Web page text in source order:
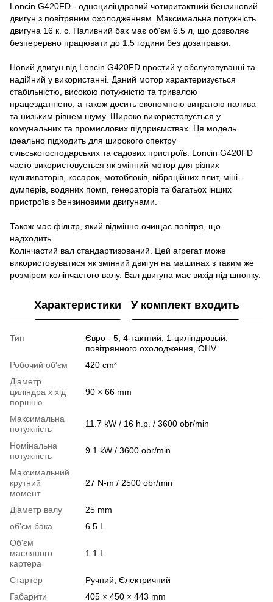
Loncin G420FD - одноциліндровий чотиритактний бензиновий
двигун з повітряним охолодженням. Максимальна потужність
двигуна 16 к. с. Паливний бак має об'єм 6.5 л, що дозволяє
безперервно працювати до 1.5 години без дозаправки.
Новий двигун від Loncin G420FD простий у обслуговуванні та
надійний у використанні. Даний мотор характеризується
стабільністю, високою потужністю та тривалою
працездатністю, а також досить економною витратою палива
та низьким рівнем шуму. Широко використовується у
комунальних та промислових підприємствах. Ця модель
ідеально підходить для широкого спектру
сільськогосподарських та садових пристроїв. Loncin G420FD
часто використовується як змінний мотор для різних
культиваторів, косарок, мотоблоків, вібраційних плит, міні-
думперів, водяних помп, генераторів та багатьох інших
пристроїв з бензиновими двигунами.
Також має фільтр, який відмінно очищає повітря, що
надходить.
Колінчастий вал стандартизований. Цей агрегат може
використовуватися як змінний двигун на машинах з таким же
розміром колінчастого валу. Вал двигуна має вихід під шпонку.
Характеристики У комплект входить
Тип
Євро - 5, 4-тактний, 1-циліндровый,
повітрянного охолодження, OHV
Робочий об'єм
420 cm³
Діаметр
циліндра х хід
поршню
90 × 66 mm
Максимальна
потужність
11.7 kW / 16 h.p. / 3600 obr/min
Номінальна
потужність
9.1 kW / 3600 obr/min
Максимальний
крутний
момент
27 N-m / 2500 obr/min
Діаметр валу
25 mm
об'єм бака
6.5 L
Об'єм
масляного
картера
1.1 L
Стартер
Ручний, Єлектричний
Габарити
405 × 450 × 443 mm